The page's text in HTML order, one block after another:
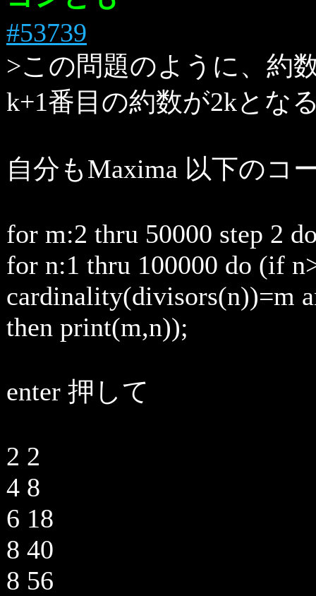
#53739
>この問題のように、約
k+1番目の約数が2kとな
自分もMaxima 以下のコ
for m:2 thru 50000 step 2
for n:1 thru 100000 do (if
cardinality(divisors(n))=m
then print(m,n));
enter 押して
2 2
4 8
6 18
8 40
8 56